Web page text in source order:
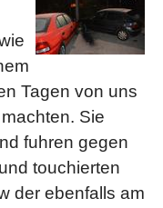
Tagen von uns
Sie
fuhren gegen
touchierten
der ebenfalls am